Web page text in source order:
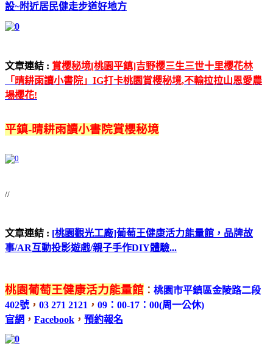
設~附近居民健走步道好地方
文章連結 : 賞櫻秘境[桃園平鎮]吉野櫻三生三世十里櫻花林
「晴耕雨讀小書院」IG打卡桃園賞櫻秘境,不輸拉拉山恩愛農
場櫻花!
平鎮-晴耕雨讀小書院賞櫻秘境
//
文章連結 : [桃園觀光工廠]葡萄王健康活力能量館，品牌故
事/AR互動投影遊戲/親子手作DIY體驗...
桃園葡萄王健康活力能量館 ： 桃園市平鎮區金陵路二段
402號， 03 271 2121 ， 09：00-17：00(周一公休)
官網 ， Facebook ， 預約報名